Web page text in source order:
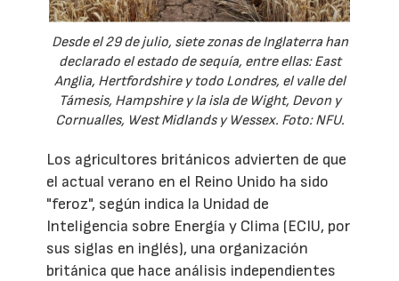
Desde el 29 de julio, siete zonas de Inglaterra han
declarado el estado de sequía, entre ellas: East
Anglia, Hertfordshire y todo Londres, el valle del
Támesis, Hampshire y la isla de Wight, Devon y
Cornualles, West Midlands y Wessex. Foto: NFU.
Los agricultores británicos advierten de que
el actual verano en el Reino Unido ha sido
"feroz", según indica la Unidad de
Inteligencia sobre Energía y Clima (ECIU, por
sus siglas en inglés), una organización
británica que hace análisis independientes